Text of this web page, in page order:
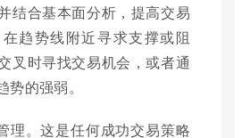
结合基本面分析，提高交易
趋势线附近寻求支撑或阻
叉时寻找交易机会，或者通
的强弱。
理。这是任何成功交易策略